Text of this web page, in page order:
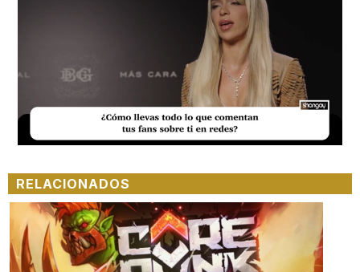
17.25%
RELACIONADOS